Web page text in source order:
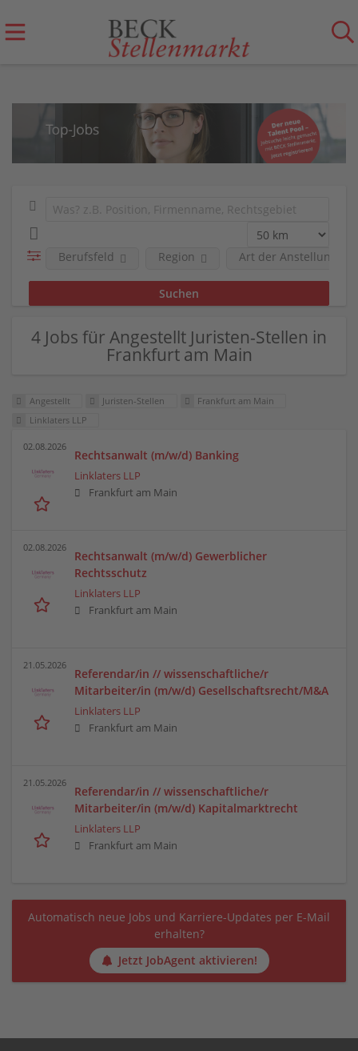
Berufsfeld Region Art der Anstellung
4 Jobs für Angestellt Juristen-Stellen in
Frankfurt am Main
Angestellt Juristen-Stellen
Frankfurt am Main
Linklaters LLP
02.08.2026
Rechtsanwalt (m/w/d) Banking
Linklaters LLP
Frankfurt am Main
02.08.2026
Rechtsanwalt (m/w/d) Gewerblicher
Rechtsschutz
Linklaters LLP
Frankfurt am Main
21.05.2026
Referendar/in // wissenschaftliche/r
Mitarbeiter/in (m/w/d) Gesellschaftsrecht/M&A
Linklaters LLP
Frankfurt am Main
21.05.2026
Referendar/in // wissenschaftliche/r
Mitarbeiter/in (m/w/d) Kapitalmarktrecht
Linklaters LLP
Frankfurt am Main
Automatisch neue Jobs und Karriere-Updates per E-Mail
erhalten?
Jetzt JobAgent aktivieren!